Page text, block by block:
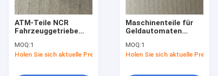
Qualitätskontrolle
ATM-Teile NCR
Fahrzeuggetriebe
19T 445-0762546
ATM-Maschine
MOQ:1
Holen Sie sich aktuelle Preis
Maschinenteile für
Geldautomaten
Wagen NCR S2 25T
Zahnrad
MOQ:1
Holen Sie sich aktuelle Preis